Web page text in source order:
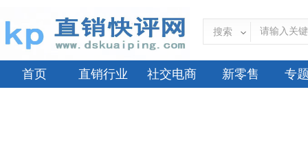
搜索
首页 直销行业 社交电商 新零售 专